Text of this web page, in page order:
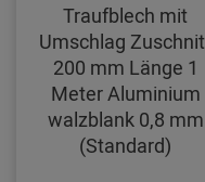
Traufblech mit
Umschlag
200 mm Länge 1
Meter Aluminium
walzblank 0,8 mm
(Standard)